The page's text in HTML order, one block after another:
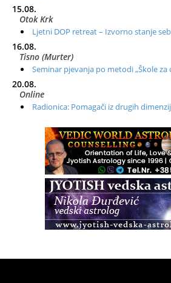
15.08.
Otok Krk
Ljetni DOP retreat – Izvorno stanje
16.08.
Tisno (Murter)
Seminar pjevanja po metodi „Škole za
20.08.
Online
Radionica: Pomagači iz drugih
Zagreb+Online
Osnovni ThetaHealing® tečaj, Zagreb
Zagreb
Osnovna radionica za izscjeljivanje
Healing course)
Access BARS®, otpusti stres